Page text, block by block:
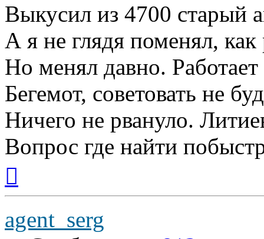
Выкусил из 4700 старый
А я не глядя поменял,
Но менял давно.
Бегемот, советовать не
Ничего не рвануло.
Вопрос где найти
началу
agent_serg